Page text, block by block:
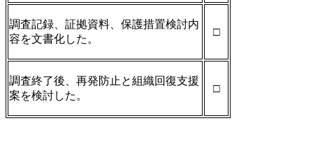
調査記録、証拠資料、保護措置検討内
容を文書化した。
□
調査終了後、再発防止と組織回復支援
案を検討した。
□